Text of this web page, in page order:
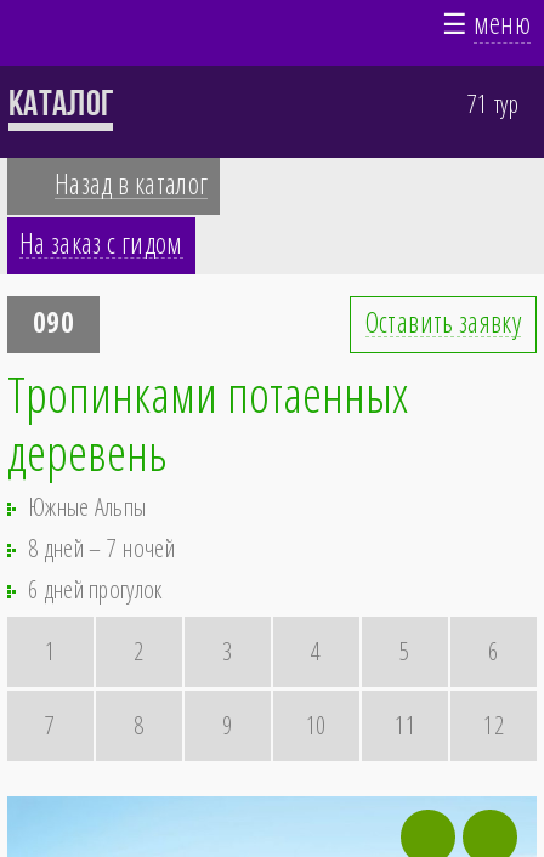
☰ меню
Каталог 71 тур
Назад в каталог
На заказ с гидом
090 Оставить заявку
Тропинками потаенных
деревень
Южные Альпы
8 дней – 7 ночей
6 дней прогулок
1
2 3 4 5 6
7 8 9 10 11 12